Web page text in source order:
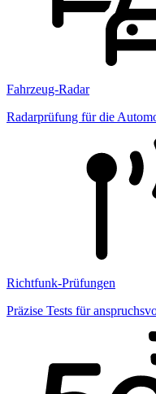
Fahrzeug-Radar
Radarprüfung für die
Richtfunk-Prüfungen
Präzise Tests für